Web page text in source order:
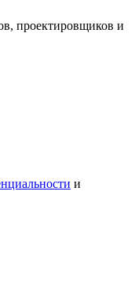
проектировщиков и
и